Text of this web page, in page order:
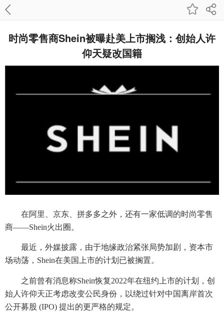
时尚零售商Shein被曝赴美上市搁浅：创始人许
仰天疑改国籍
在阿里、京东、拼多多之外，还有一家低调的时尚零售
商——Shein火出圈。
最近，外媒披露，由于地缘政治紧张局势加剧，资本市
场动荡，Shein在美国上市的计划已被搁置。
之前曾有消息称Shein恢复2022年在纽约上市的计划，创
始人许仰天正考虑改变公民身份，以绕过针对中国离岸首次
公开募股 (IPO) 提出的更严格的规定。